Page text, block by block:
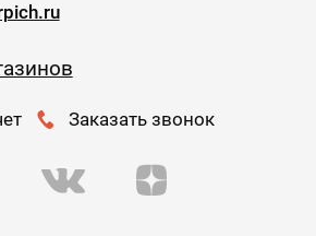
Заказать звонок